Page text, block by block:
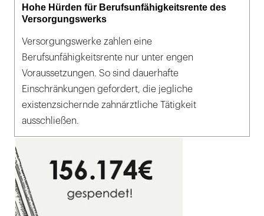
Hohe Hürden für Berufsunfähigkeitsrente des
Versorgungswerks
Versorgungswerke zahlen eine
Berufsunfähigkeitsrente nur unter engen
Voraussetzungen. So sind dauerhafte
Einschränkungen gefordert, die jegliche
existenzsichernde zahnärztliche Tätigkeit
ausschließen.